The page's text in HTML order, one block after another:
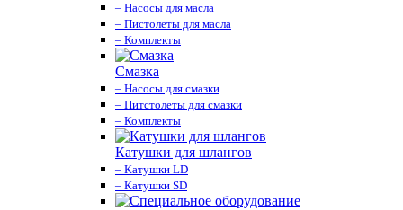
– Насосы для масла
– Пистолеты для масла
– Комплекты
Смазка
– Насосы для смазки
– Питстолеты для смазки
– Комплекты
Катушки для шлангов
– Катушки LD
– Катушки SD